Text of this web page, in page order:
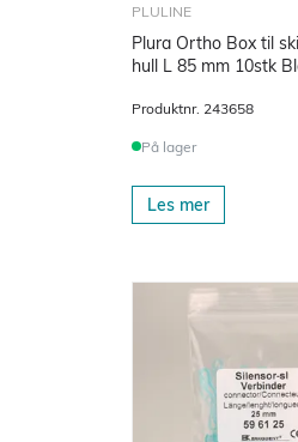
PLULINE
Plura Ortho Box til
hull L 85 mm 10stk
Produktnr. 243658
På lager
Les mer